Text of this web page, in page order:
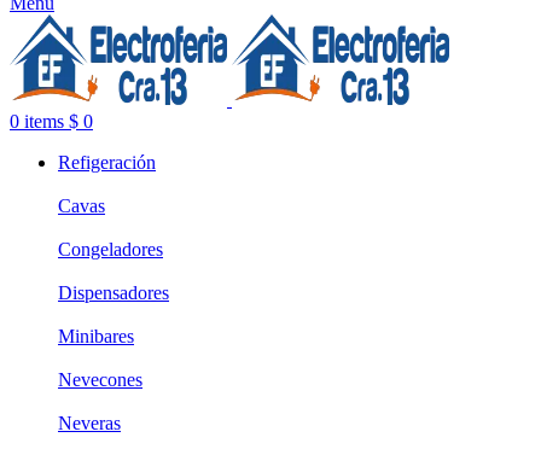
0 items $ 0
Refigeración
Cavas
Congeladores
Dispensadores
Minibares
Nevecones
Neveras